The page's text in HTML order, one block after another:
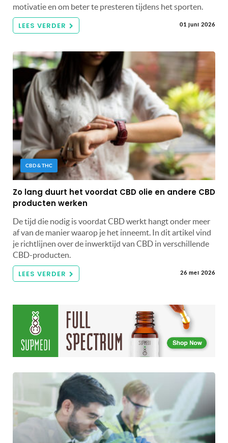
motivatie en om beter te presteren tijdens het sporten.
LEES VERDER 01 juni 2026
CBD & THC
Zo lang duurt het voordat CBD olie en andere CBD
producten werken
De tijd die nodig is voordat CBD werkt hangt onder meer
af van de manier waarop je het inneemt. In dit artikel vind
je richtlijnen over de inwerktijd van CBD in verschillende
CBD-producten.
LEES VERDER 26 mei 2026